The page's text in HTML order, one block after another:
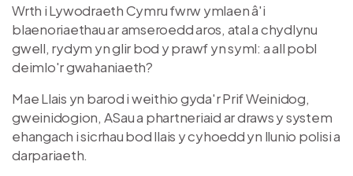
Wrth i Lywodraeth Cymru fwrw ymlaen â'i
blaenoriaethau ar amseroedd aros, atal a chydlynu
gwell, rydym yn glir bod y prawf yn syml: a all pobl
deimlo'r gwahaniaeth?
Mae Llais yn barod i weithio gyda'r Prif Weinidog,
gweinidogion, ASau a phartneriaid ar draws y system
ehangach i sicrhau bod llais y cyhoedd yn llunio polisi a
darpariaeth.